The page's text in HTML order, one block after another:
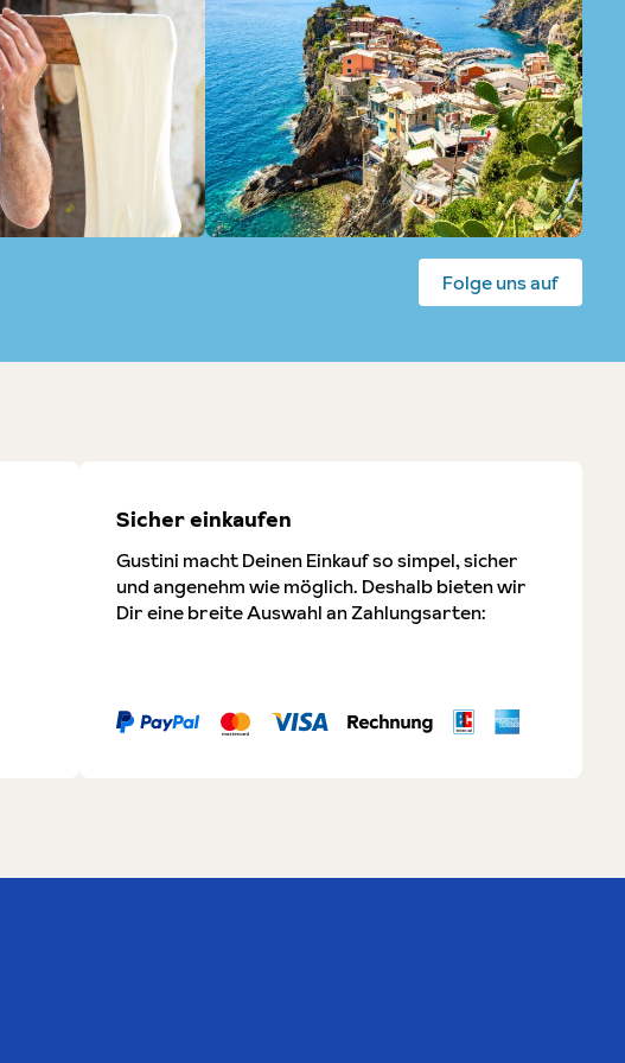
Folge uns auf
Sicher einkaufen
Gustini macht Deinen Einkauf so simpel, sicher
und angenehm wie möglich. Deshalb bieten wir
Dir eine breite Auswahl an Zahlungsarten: